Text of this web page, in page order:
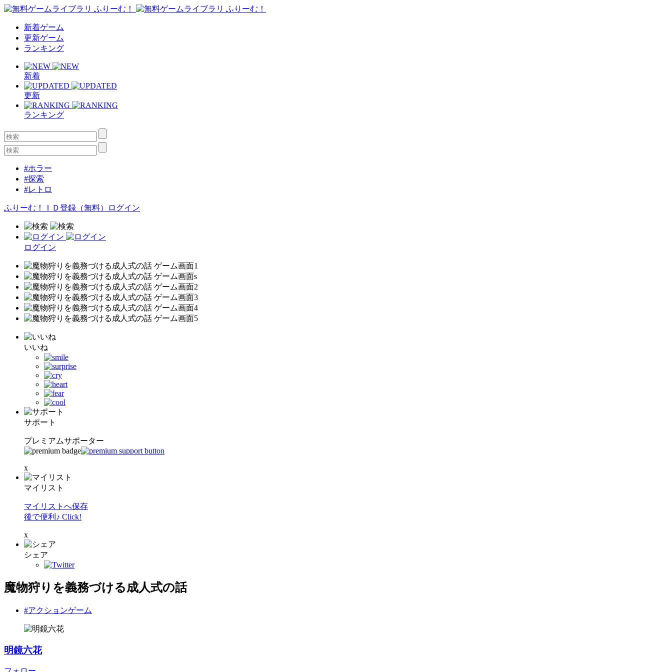
新着ゲーム
更新ゲーム
ランキング
新着
更新
ランキング
#ホラー
#探索
#レトロ
ふりーむ！ＩＤ登録（無料） ログイン
ログイン
いいね
サポート
プレミアムサポーター
x
マイリスト
マイリストへ保存
後で便利♪ Click!
x
シェア
魔物狩りを義務づける成人式の話
#アクションゲーム
明鏡六花